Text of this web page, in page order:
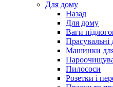
Для дому
Назад
Для дому
Ваги
Машинки
Пилососи
Розетки і